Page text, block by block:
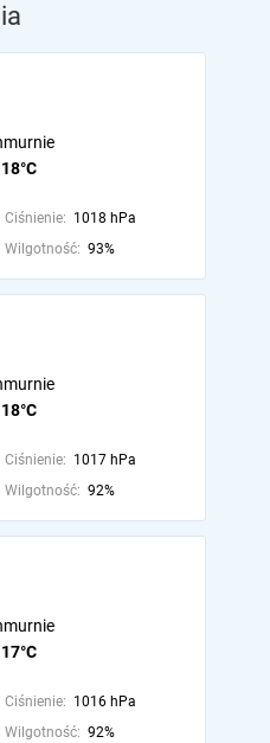
18°C
Ciśnienie: 1018 hPa
Wilgotność: 93%
18°C
Ciśnienie: 1017 hPa
Wilgotność: 92%
17°C
Ciśnienie: 1016 hPa
Wilgotność: 92%